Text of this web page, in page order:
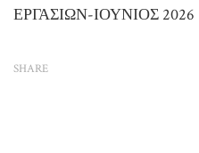
ΕΡΓΑΣΙΩΝ-ΙΟΥΝΙΟΣ 2026
SHARE